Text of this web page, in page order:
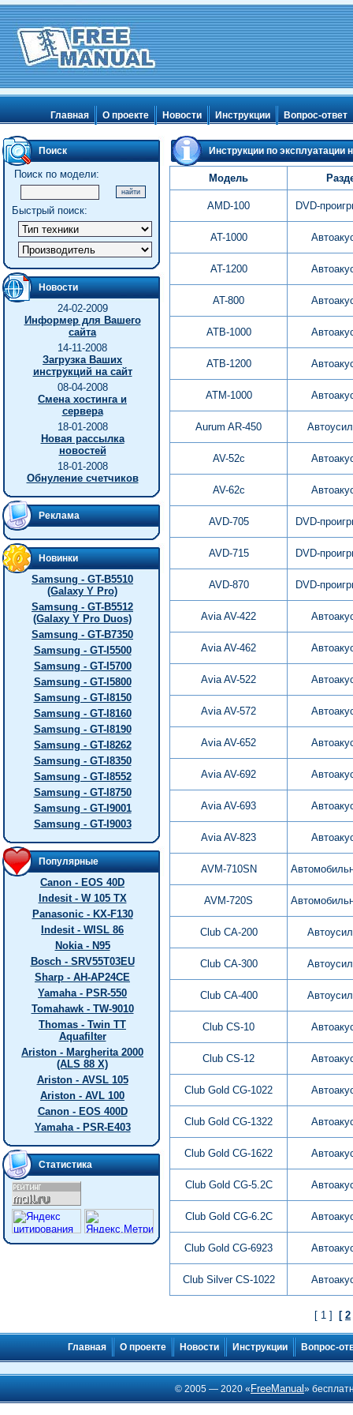
Главная О проекте Новости Инструкции Вопрос-ответ
Поиск
Поиск по модели:
Быстрый поиск:
Новости
24-02-2009
Информер для Вашего
сайта
14-11-2008
Загрузка Ваших
инструкций на сайт
08-04-2008
Смена хостинга и
сервера
18-01-2008
Новая рассылка
новостей
18-01-2008
Обнуление счетчиков
Реклама
Новинки
Samsung - GT-B5510
(Galaxy Y Pro)
Samsung - GT-B5512
(Galaxy Y Pro Duos)
Samsung - GT-B7350
Samsung - GT-I5500
Samsung - GT-I5700
Samsung - GT-I5800
Samsung - GT-I8150
Samsung - GT-I8160
Samsung - GT-I8190
Samsung - GT-I8262
Samsung - GT-I8350
Samsung - GT-I8552
Samsung - GT-I8750
Samsung - GT-I9001
Samsung - GT-I9003
Популярные
Canon - EOS 40D
Indesit - W 105 TX
Panasonic - KX-F130
Indesit - WISL 86
Nokia - N95
Bosch - SRV55T03EU
Sharp - AH-AP24CE
Yamaha - PSR-550
Tomahawk - TW-9010
Thomas - Twin TT
Aquafilter
Ariston - Margherita 2000
(ALS 88 X)
Ariston - AVSL 105
Ariston - AVL 100
Canon - EOS 400D
Yamaha - PSR-E403
Статистика
Инструкции по эксплуатации
Модель
AMD-100 DVD-
AT-1000
AT-1200
AT-800
ATB-1000
ATB-1200
ATM-1000
Aurum AR-450
AV-52c
AV-62c
AVD-705 DVD-
AVD-715 DVD-
AVD-870 DVD-
Avia AV-422
Avia AV-462
Avia AV-522
Avia AV-572
Avia AV-652
Avia AV-692
Avia AV-693
Avia AV-823
AVM-710SN
AVM-720S
Club CA-200
Club CA-300
Club CA-400
Club CS-10
Club CS-12
Club Gold CG-1022
Club Gold CG-1322
Club Gold CG-1622
Club Gold CG-5.2C
Club Gold CG-6.2C
Club Gold CG-6923
Club Silver CS-1022
[ 1 ] [ 2
Главная О проекте Новости Инструкции Вопрос-
© 2005 — 2020 « FreeManual»